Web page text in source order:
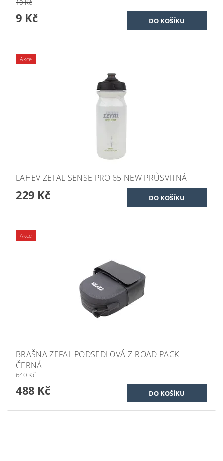
10 Kč
9 Kč
Akce
LAHEV ZEFAL SENSE PRO 65 NEW PRŮSVITNÁ
229 Kč
Akce
BRAŠNA ZEFAL PODSEDLOVÁ Z-ROAD PACK
ČERNÁ
640 Kč
488 Kč